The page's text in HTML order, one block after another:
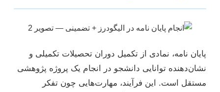
پایان نامه، نمادی از تکمیل دوران تحصیلات تکمیلی و
نشان‌دهنده توانایی دانشجو در انجام یک پروژه پژوهشی
مستقل است. این فرآیند، مهارت‌هایی چون تفکر